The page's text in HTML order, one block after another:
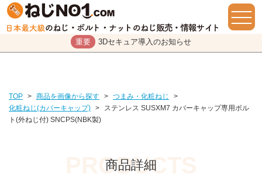
重要 3Dセキュア導入のお知らせ
TOP > 商品を画像から探す > つまみ・化粧ねじ
>
化粧ねじ(カバーキャップ) >
ステンレス SUSXM7 カバーキャップ専用ボル
ト(外ねじ付) SNCPS(NBK製)
商品詳細